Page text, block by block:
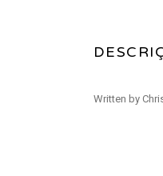
Written by